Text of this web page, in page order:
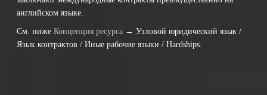
английском языке.
См. нижеКонцепция ресурса → Узловой юридический язык /
Язык контрактов / Иные рабочие языки / Hardships.